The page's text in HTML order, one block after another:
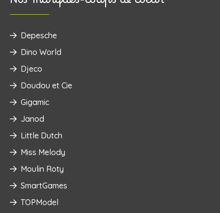
Depesche
Dino World
Djeco
Doudou et Cie
Gigamic
Janod
Little Dutch
Miss Melody
Moulin Roty
SmartGames
TOPModel